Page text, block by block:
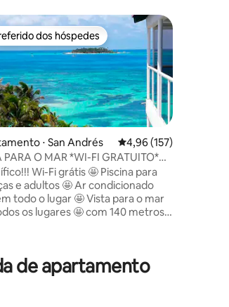
média de 5, 104 avaliações
os melhores preferidos dos hóspedes
dos hóspedes
⋅ San Andrés 4,96 de uma avaliação
4,96 (157)
PARA O MAR *WI-FI GRATUITO*
PUNTA HANSA*
🤩 Piscina para
e adultos 🤩 Ar condicionado
todo o lugar 🤩 Vista para o mar
os lugares 🤩 com 140 metros
todos os quartos e na área social.
de segunda a sábado, exceto
de apartamento